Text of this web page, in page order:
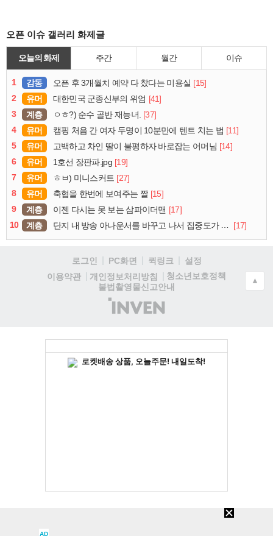
오픈 이슈 갤러리 화제글
오늘의 화제 주간 월간 이슈
1 감동 오픈 후 3개월치 예약 다 찼다는 미용실 [15]
2
유머 대한민국 군종신부의 위엄 [41]
3
계층 ㅇㅎ?) 순수 골반 재능녀. [37]
4
유머 캠핑 처음 간 여자 두명이 10분만에 텐트 치는 법 [11]
5
유머 고백하고 차인 딸이 불평하자 바로잡는 어머님 [14]
6
유머 1호선 장판파.jpg [19]
7
유머 ㅎㅂ) 미니스커트 [27]
8
유머 축협을 한번에 보여주는 짤 [15]
9
계층 이젠 다시는 못 보는 삼파이더맨 [17]
10
계층 단지 내 방송 아나운서를 바꾸고 나서 집중도가 확 올라갔다는 한 아파트의 안내방송 [17]
로그인 PC화면 퀵링크
설정
이용약관
개인정보처리방침
청소년보호정책
불법촬영물신고안내
(주)
인
▲
AD